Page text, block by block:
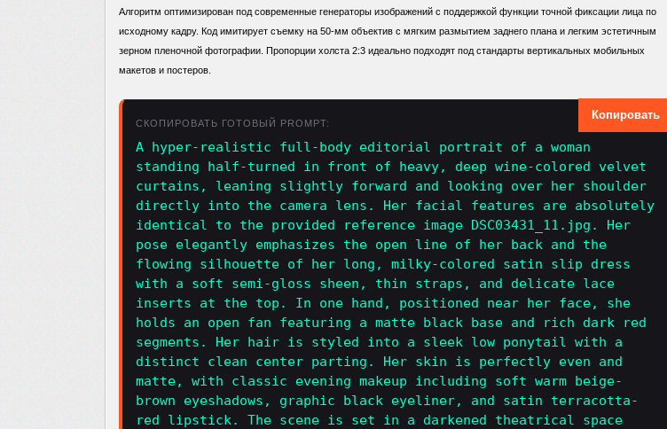
Алгоритм оптимизирован под современные генераторы изображений с поддержкой функции точной фиксации лица по
исходному кадру. Код имитирует съемку на 50-мм объектив с мягким размытием заднего плана и легким эстетичным
зерном пленочной фотографии. Пропорции холста 2:3 идеально подходят под стандарты вертикальных мобильных
макетов и постеров.
СКОПИРОВАТЬ ГОТОВЫЙ PROMPT:
A hyper-realistic full-body editorial portrait of a woman
standing half-turned in front of heavy, deep wine-colored velvet
curtains, leaning slightly forward and looking over her shoulder
directly into the camera lens. Her facial features are absolutely
identical to the provided reference image DSC03431_11.jpg. Her
pose elegantly emphasizes the open line of her back and the
flowing silhouette of her long, milky-colored satin slip dress
with a soft semi-gloss sheen, thin straps, and delicate lace
inserts at the top. In one hand, positioned near her face, she
holds an open fan featuring a matte black base and rich dark red
segments. Her hair is styled into a sleek low ponytail with a
distinct clean center parting. Her skin is perfectly even and
matte, with classic evening makeup including soft warm beige-
brown eyeshadows, graphic black eyeliner, and satin terracotta-
red lipstick. The scene is set in a darkened theatrical space
Копировать